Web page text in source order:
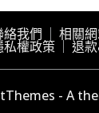
絡我們 相關
私權政策 退
- A